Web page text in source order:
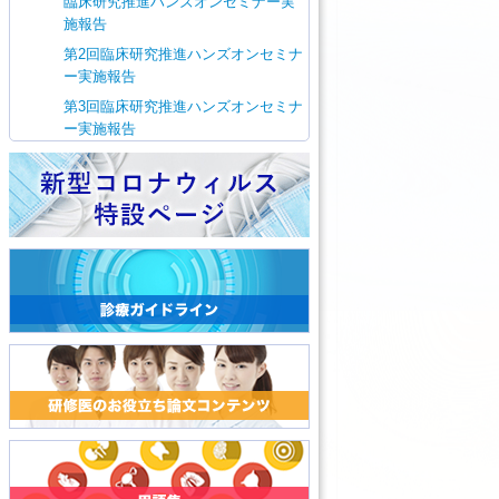
施報告
第2回臨床研究推進ハンズオンセミナ
ー実施報告
第3回臨床研究推進ハンズオンセミナ
ー実施報告